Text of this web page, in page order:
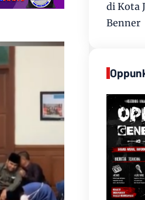
di Kota
Benner